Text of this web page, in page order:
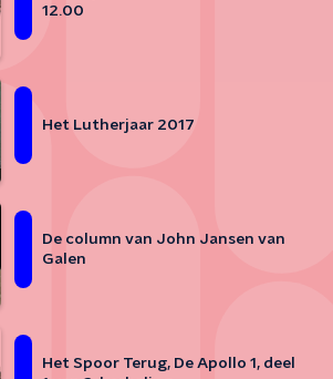
12.00
Het Lutherjaar 2017
De column van John Jansen van
Galen
Het Spoor Terug, De Apollo 1, deel